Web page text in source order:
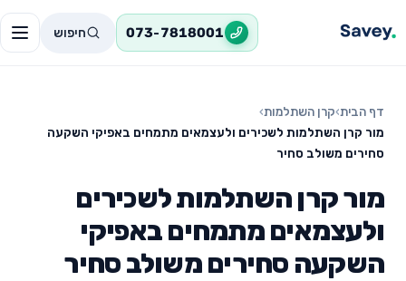
073-7818001 חיפוש
דף הבית›קרן השתלמות›
מור קרן השתלמות לשכירים ולעצמאים מתמחים באפיקי השקעה
סחירים משולב סחיר
מור קרן השתלמות לשכירים
ולעצמאים מתמחים באפיקי
השקעה סחירים משולב סחיר